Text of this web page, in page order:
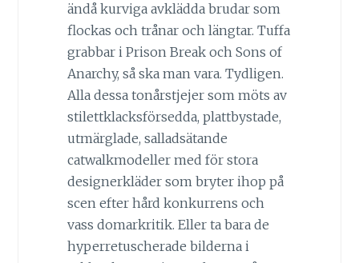
ändå kurviga avklädda brudar som
flockas och trånar och längtar. Tuffa
grabbar i Prison Break och Sons of
Anarchy, så ska man vara. Tydligen.
Alla dessa tonårstjejer som möts av
stilettklacksförsedda, plattbystade,
utmärglade, salladsätande
catwalkmodeller med för stora
designerkläder som bryter ihop på
scen efter hård konkurrens och
vass domarkritik. Eller ta bara de
hyperretuscherade bilderna i